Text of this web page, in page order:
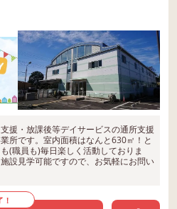
援・放課後等デイサービスの通所支援
所です。室内面積はなんと630㎡！と
(職員も)毎日楽しく活動しておりま
設見学可能ですので、お気軽にお問い